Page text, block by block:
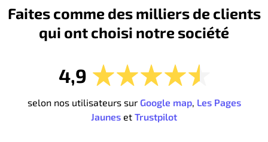
Faites comme des milliers de clients
qui ont choisi notre société
4,9
selon nos utilisateurs sur Google map, Les Pages
Jaunes et Trustpilot